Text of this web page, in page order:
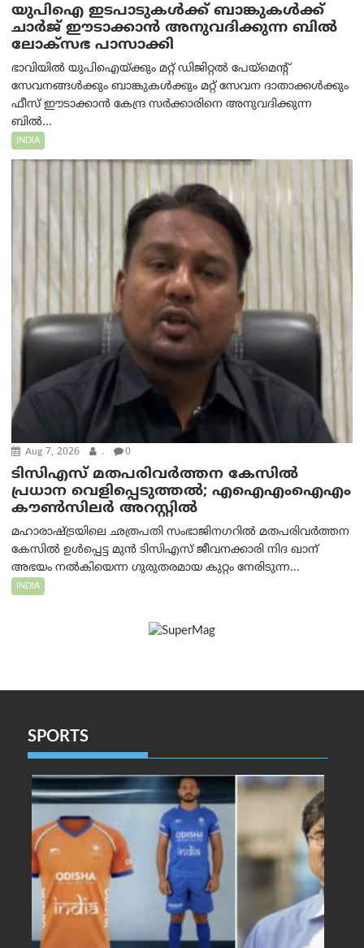
യുപിഐ ഇടപാടുകൾക്ക് ബാങ്കുകൾക്ക്
ചാർജ് ഈടാക്കാൻ അനുവദിക്കുന്ന ബിൽ
ലോക്‌സഭ പാസാക്കി
ഭാവിയിൽ യുപിഐയ്ക്കും മറ്റ് ഡിജിറ്റൽ പേയ്‌മെന്റ്
സേവനങ്ങൾക്കും ബാങ്കുകൾക്കും മറ്റ് സേവന ദാതാക്കൾക്കും
ഫീസ് ഈടാക്കാൻ കേന്ദ്ര സർക്കാരിനെ അനുവദിക്കുന്ന
ബിൽ...
INDIA
Aug 7, 2026 . 0
ടിസിഎസ് മതപരിവർത്തന കേസിൽ
പ്രധാന വെളിപ്പെടുത്തൽ; എഐഎംഐഎം
കൗൺസിലർ അറസ്റ്റിൽ
മഹാരാഷ്ട്രയിലെ ഛത്രപതി സംഭാജിനഗറിൽ മതപരിവർത്തന
കേസിൽ ഉൾപ്പെട്ട മുൻ ടിസിഎസ് ജീവനക്കാരി നിദ ഖാന്
അഭയം നൽകിയെന്ന ഗുരുതരമായ കുറ്റം നേരിടുന്ന...
INDIA
SPORTS